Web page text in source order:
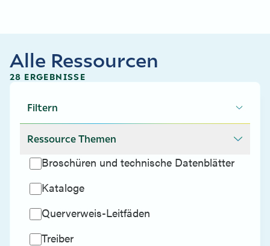
Alle Ressourcen
28 ERGEBNISSE
Filtern
Ressource Themen
Broschüren und technische Datenblätter
Kataloge
Querverweis-Leitfäden
Treiber